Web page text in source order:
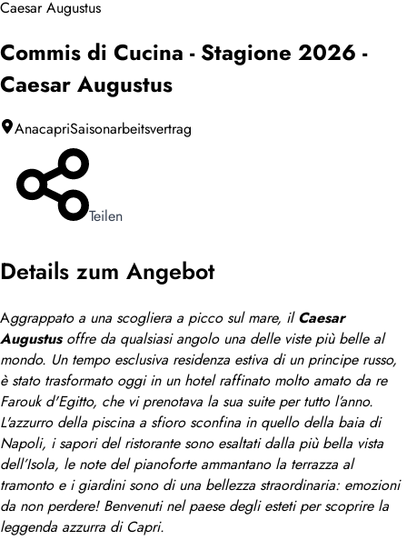
Caesar Augustus
Commis di Cucina - Stagione 2026 -
Caesar Augustus
AnacapriSaisonarbeitsvertrag
Teilen
Details zum Angebot
Aggrappato a una scogliera a picco sul mare, ilCaesar
Augustusoffre da qualsiasi angolo una delle viste più belle al
mondo. Un tempo esclusiva residenza estiva di un principe russo,
è stato trasformato oggi in un hotel raffinato molto amato da re
Farouk d'Egitto, che vi prenotava la sua suite per tutto l’anno.
L'azzurro della piscina a sfioro sconfina in quello della baia di
Napoli, i sapori del ristorante sono esaltati dalla più bella vista
dell’Isola, le note del pianoforte ammantano la terrazza al
tramonto e i giardini sono di una bellezza straordinaria: emozioni
da non perdere! Benvenuti nel paese degli esteti per scoprire la
leggenda azzurra di Capri.